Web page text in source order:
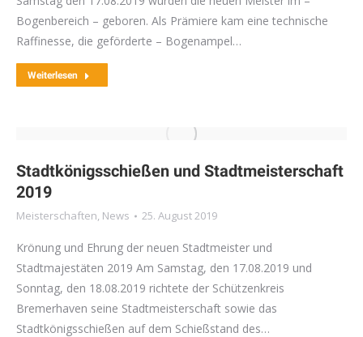
Bogenbereich – geboren. Als Prämiere kam eine technische
Raffinesse, die geförderte – Bogenampel…
Weiterlesen
Stadtkönigsschießen und Stadtmeisterschaft
2019
Meisterschaften, News 25. August 2019
Krönung und Ehrung der neuen Stadtmeister und
Stadtmajestäten 2019 Am Samstag, den 17.08.2019 und
Sonntag, den 18.08.2019 richtete der Schützenkreis
Bremerhaven seine Stadtmeisterschaft sowie das
Stadtkönigsschießen auf dem Schießstand des…